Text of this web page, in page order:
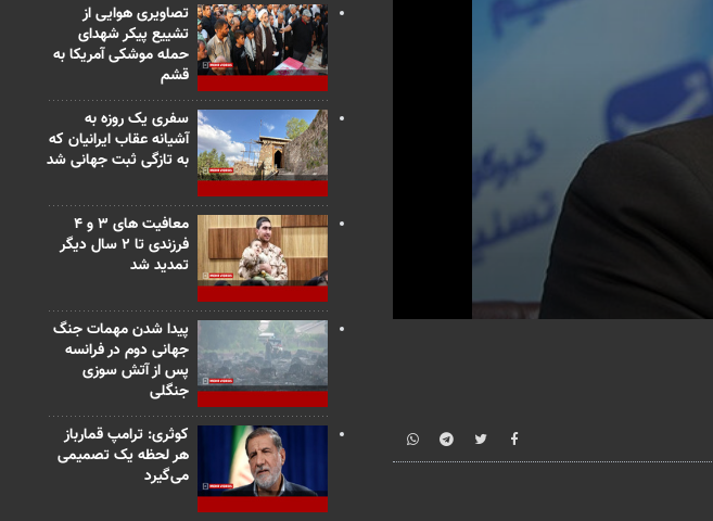
0
seconds Volume
90%
تصاویری هوایی از
تشییع پیکر شهدای
حمله موشکی آمریکا به
قشم
سفری یک روزه به
آشیانه عقاب ایرانیان که
به تازگی ثبت جهانی شد
معافیت های ۳ و ۴
فرزندی تا ۲ سال دیگر
تمدید شد
پیدا شدن مهمات جنگ
جهانی دوم در فرانسه
پس از آتش سوزی
جنگلی
کوثری: ترامپ قمارباز
هر لحظه یک تصمیمی
می‌گیرد